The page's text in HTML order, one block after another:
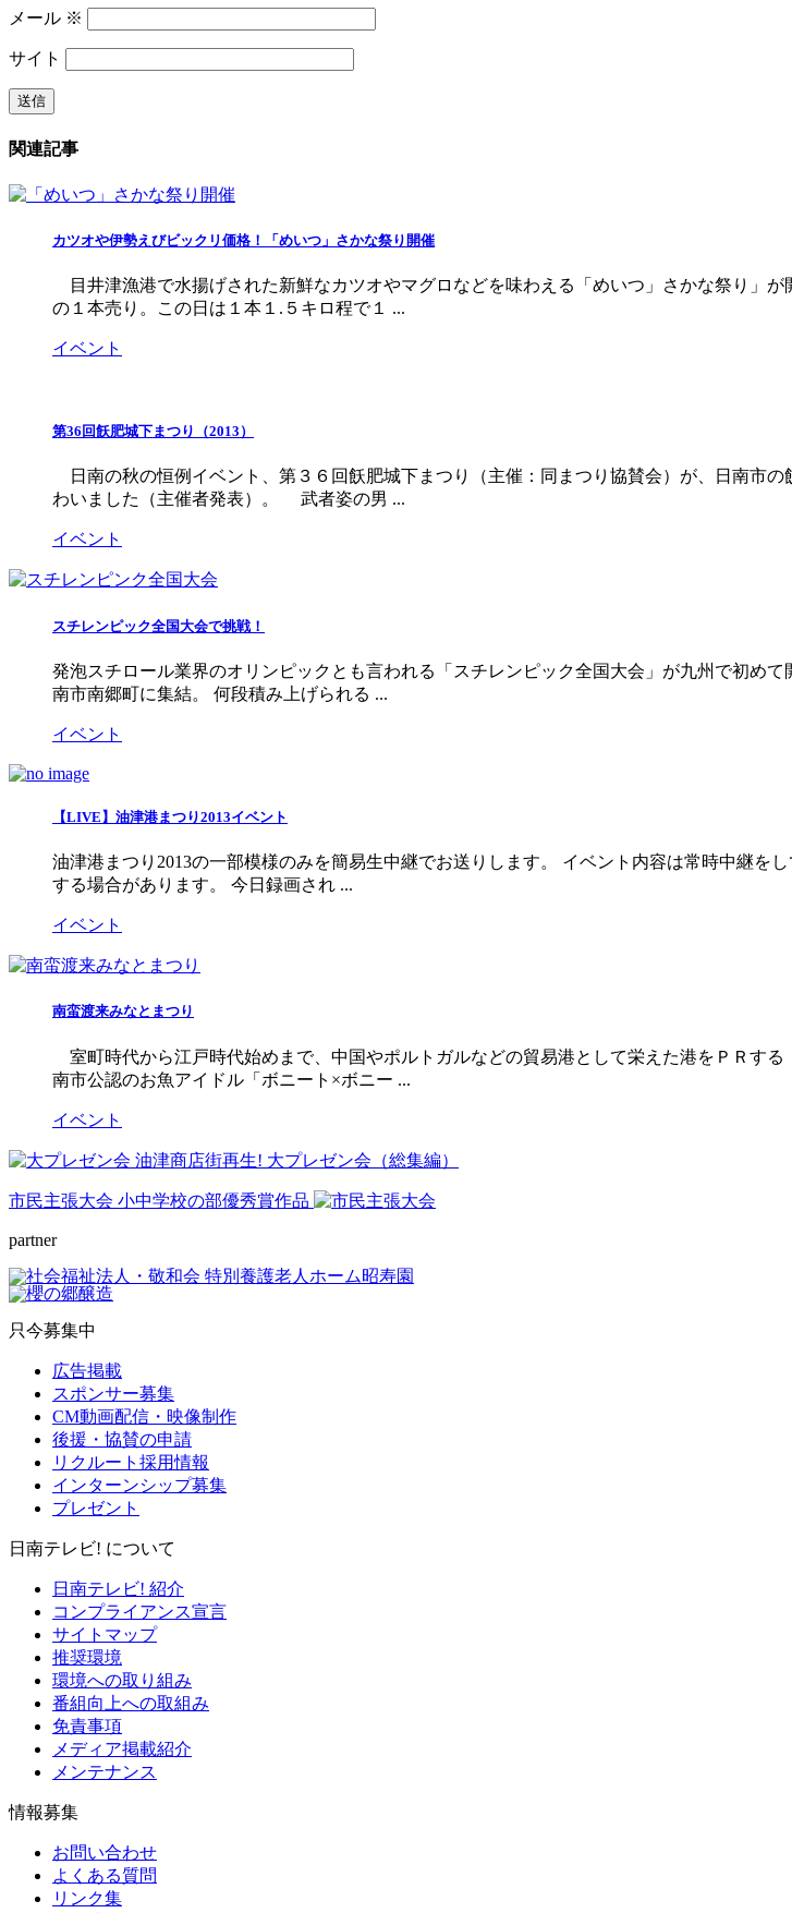
メール ※
サイト
関連記事
カツオや伊勢えびビックリ価格！「めいつ」さかな祭り開催
目井津漁港で水揚げされた新鮮なカツオやマグロなどを味わえる「めいつ」さかな祭り」
の１本売り。この日は１本１.５キロ程で１ ...
イベント
第36回飫肥城下まつり（2013）
日南の秋の恒例イベント、第３６回飫肥城下まつり（主催：同まつり協賛会）が、日南市
わいました（主催者発表）。 武者姿の男 ...
イベント
スチレンピック全国大会で挑戦！
発泡スチロール業界のオリンピックとも言われる「スチレンピック全国大会」が九州で初め
南市南郷町に集結。 何段積み上げられる ...
イベント
【LIVE】油津港まつり2013イベント
油津港まつり2013の一部模様のみを簡易生中継でお送りします。 イベント内容は常時中継
する場合があります。 今日録画され ...
イベント
南蛮渡来みなとまつり
室町時代から江戸時代始めまで、中国やポルトガルなどの貿易港として栄えた港をＰＲす
南市公認のお魚アイドル「ボニート×ボニー ...
イベント
油津商店街再生! 大プレゼン会（総集編）
市民主張大会 小中学校の部優秀賞作品
partner
只今募集中
広告掲載
スポンサー募集
CM動画配信・映像制作
後援・協賛の申請
リクルート採用情報
インターンシップ募集
プレゼント
日南テレビ! について
日南テレビ! 紹介
コンプライアンス宣言
サイトマップ
推奨環境
環境への取り組み
番組向上への取組み
免責事項
メディア掲載紹介
メンテナンス
情報募集
お問い合わせ
よくある質問
リンク集